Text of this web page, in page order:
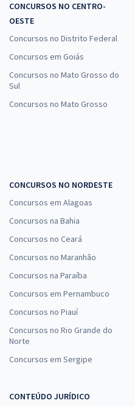
CONCURSOS NO CENTRO-
OESTE
Concursos no Distrito Federal
Concursos em Goiás
Concursos no Mato Grosso do
Sul
Concursos no Mato Grosso
CONCURSOS NO NORDESTE
Concursos em Alagoas
Concursos na Bahia
Concursos no Ceará
Concursos no Maranhão
Concursos na Paraíba
Concursos em Pernambuco
Concursos no Piauí
Concursos no Rio Grande do
Norte
Concursos em Sergipe
CONTEÚDO JURÍDICO